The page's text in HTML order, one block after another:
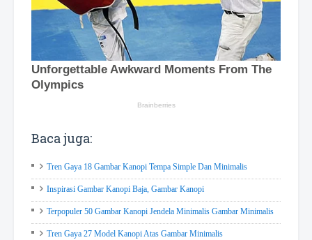
Baca juga:
Tren Gaya 18 Gambar Kanopi Tempa Simple Dan Minimalis
Inspirasi Gambar Kanopi Baja, Gambar Kanopi
Terpopuler 50 Gambar Kanopi Jendela Minimalis Gambar Minimalis
Tren Gaya 27 Model Kanopi Atas Gambar Minimalis